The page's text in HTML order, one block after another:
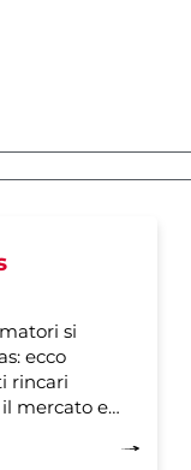
si
ecco
rincari
mercato e